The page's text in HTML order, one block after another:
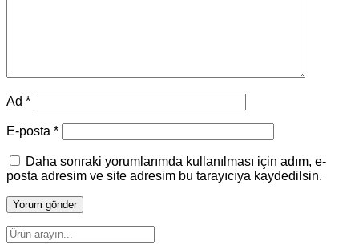
Ad *
E-posta *
Daha sonraki yorumlarımda kullanılması için adım, e-
posta adresim ve site adresim bu tarayıcıya kaydedilsin.